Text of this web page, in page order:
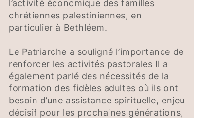
l’activité économique des familles
chrétiennes palestiniennes, en
particulier à Bethléem.
Le Patriarche a souligné l’importance de
renforcer les activités pastorales Il a
également parlé des nécessités de la
formation des fidèles adultes où ils ont
besoin d’une assistance spirituelle, enjeu
décisif pour les prochaines générations,